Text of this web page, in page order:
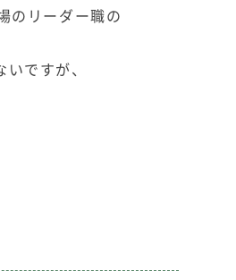
のリーダー職の
ですが、